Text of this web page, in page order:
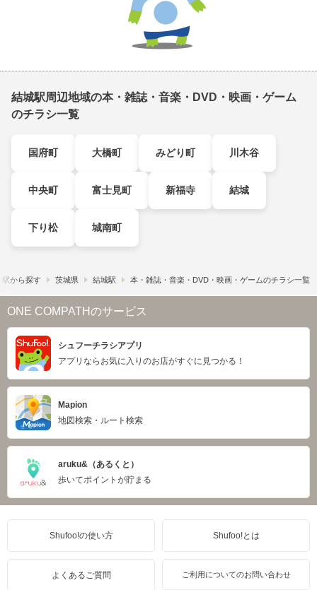
結城駅周辺地域の本・雑誌・音楽・DVD・映画・ゲーム
のチラシ一覧
国府町 大橋町 みどり町 川木谷
中央町 富士見町 新福寺 結城
下り松 城南町
駅から探す 茨城県 結城駅 本・雑誌・音楽・DVD・映画・ゲームのチラシ一覧
ONE COMPATHのサービス
シュフーチラシアプリ
アプリならお気に入りのお店がすぐに見つかる！
Mapion
地図検索・ルート検索
aruku&（あるくと）
歩いてポイントが貯まる
Shufoo!の使い方 Shufoo!とは
よくあるご質問 ご利用についてのお問い合わせ